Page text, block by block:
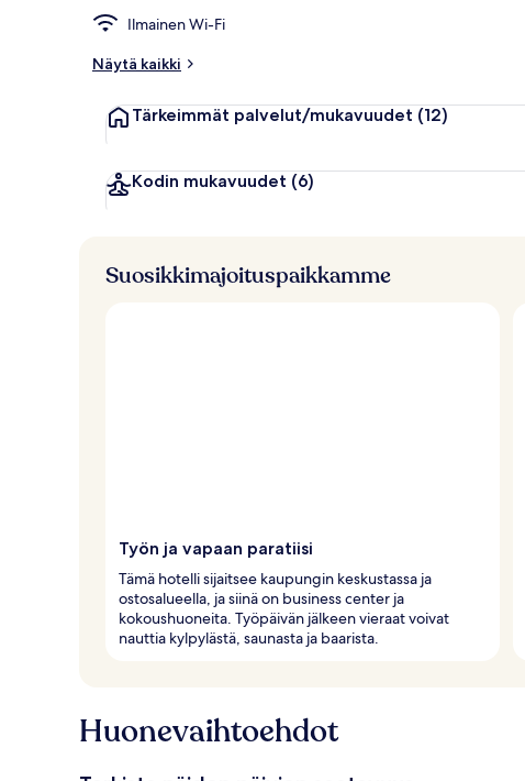
Ilmainen Wi-Fi
Näytä kaikki
Tärkeimmät palvelut/mukavuudet (12)
Kodin mukavuudet (6)
Suosikkimajoituspaikkamme
Työn ja vapaan paratiisi
Tämä hotelli sijaitsee kaupungin keskustassa ja
ostosalueella, ja siinä on business center ja
kokoushuoneita. Työpäivän jälkeen vieraat voivat
nauttia kylpylästä, saunasta ja baarista.
Huonevaihtoehdot